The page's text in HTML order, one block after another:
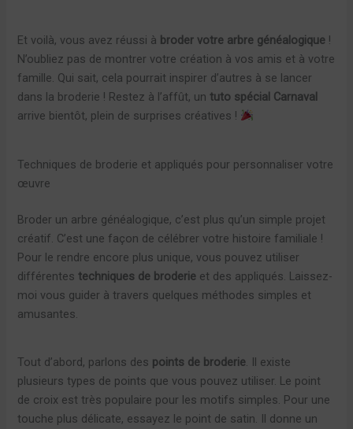
Et voilà, vous avez réussi à broder votre arbre généalogique !
N’oubliez pas de montrer votre création à vos amis et à votre
famille. Qui sait, cela pourrait inspirer d’autres à se lancer
dans la broderie ! Restez à l’affût, untuto spécial Carnaval
arrive bientôt, plein de surprises créatives !
Techniques de broderie et appliqués pour personnaliser votre
œuvre
Broder un arbre généalogique, c’est plus qu’un simple projet
créatif. C’est une façon de célébrer votre histoire familiale !
Pour le rendre encore plus unique, vous pouvez utiliser
différentestechniques de broderie et des appliqués. Laissez-
moi vous guider à travers quelques méthodes simples et
amusantes.
Tout d’abord, parlons des points de broderie. Il existe
plusieurs types de points que vous pouvez utiliser. Le point
de croix est très populaire pour les motifs simples. Pour une
touche plus délicate, essayez le point de satin. Il donne un